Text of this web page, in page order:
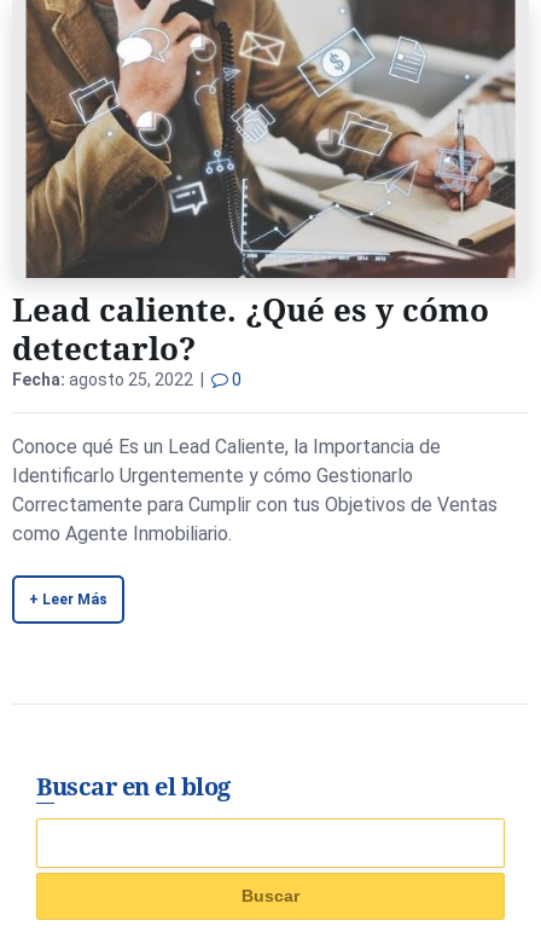
Lead caliente. ¿Qué es y cómo
detectarlo?
Fecha: agosto 25, 2022 | 0
Conoce qué Es un Lead Caliente, la Importancia de
Identificarlo Urgentemente y cómo Gestionarlo
Correctamente para Cumplir con tus Objetivos de Ventas
como Agente Inmobiliario.
+ Leer Más
Buscar en el blog